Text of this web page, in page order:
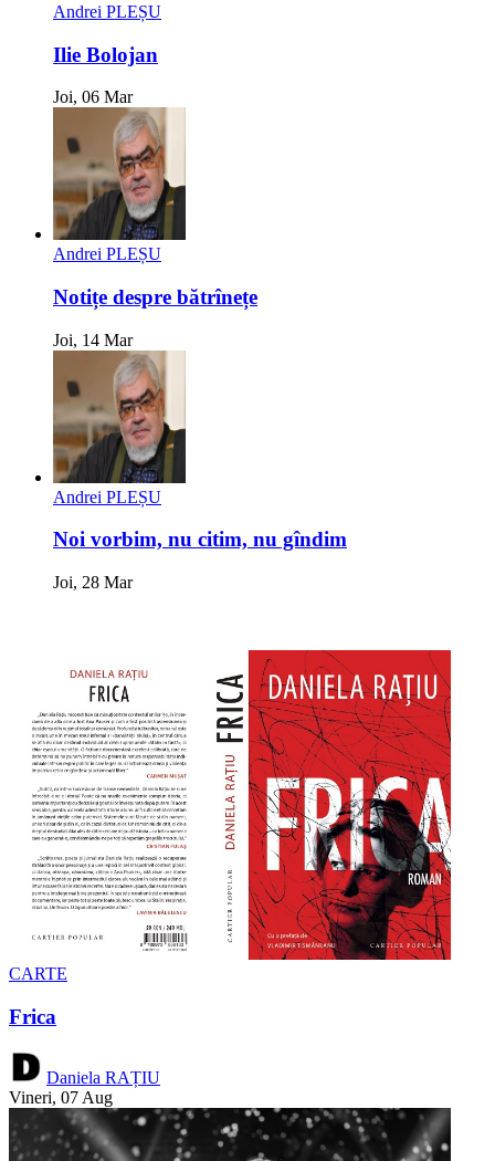
Andrei PLEȘU
Ilie Bolojan
Joi, 06 Mar
Andrei PLEȘU
Notițe despre bătrînețe
Joi, 14 Mar
Andrei PLEȘU
Noi vorbim, nu citim, nu gîndim
Joi, 28 Mar
CARTE
Frica
Daniela RAȚIU
Vineri, 07 Aug